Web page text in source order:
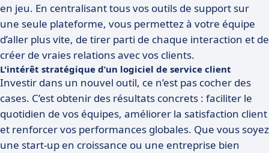
en jeu. En centralisant tous vos outils de support sur
une seule plateforme, vous permettez à votre équipe
d’aller plus vite, de tirer parti de chaque interaction et de
créer de vraies relations avec vos clients.
L'intérêt stratégique d’un logiciel de service client
Investir dans un nouvel outil, ce n’est pas cocher des
cases. C’est obtenir des résultats concrets : faciliter le
quotidien de vos équipes, améliorer la satisfaction client
et renforcer vos performances globales. Que vous soyez
une start-up en croissance ou une entreprise bien